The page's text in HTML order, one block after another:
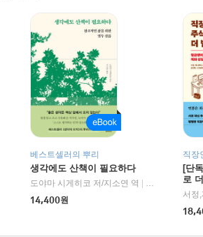
베스트셀러의 뿌리
생각에도 산책이 필요하다
도야마 시게히코 저/지소연 역
알에이치코리
14,400원
직장
[단
로